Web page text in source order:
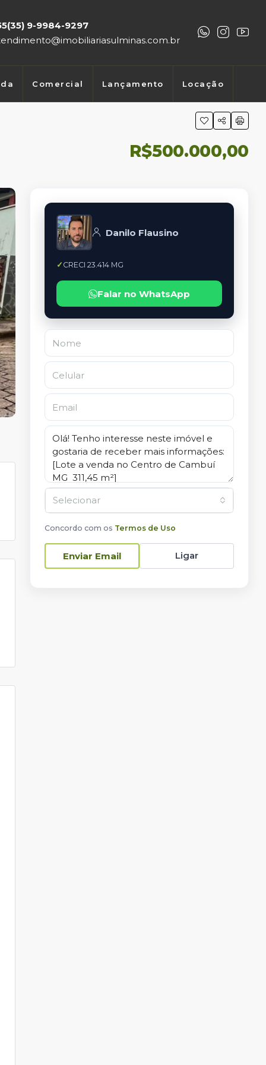
9-9984-9297
Comercial Lançamento Locação
R$500.000,00
Danilo Flausino
CRECI 23.414 MG
Falar no WhatsApp
Selecionar
Concordo com os Termos de Uso
Enviar Email Ligar